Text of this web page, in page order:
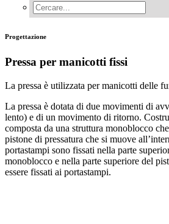
Progettazione
Pressa per manicotti fissi
La pressa è utilizzata per manicotti delle
La pressa è dotata di due movimenti di
lento) e di un movimento di ritorno.
composta da una struttura monoblocco
pistone di pressatura che si muove
portastampi sono fissati nella parte
monoblocco e nella parte superiore del
essere fissati ai portastampi.